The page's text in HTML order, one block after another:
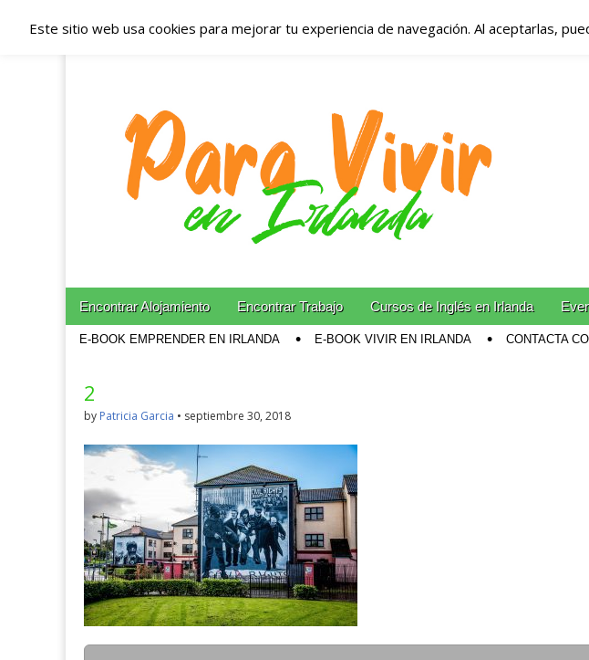
Españoles en Irlanda –
Irlanda – Alojamiento en
Blog dedicado a los que viven, estudian y trabajan en Irlanda!
Main menu
Skip to content
Encontrar Alojamiento Encontrar Trabajo Cursos de Inglés en Irlanda
E-BOOK EMPRENDER EN IRLANDA E-BOOK VIVIR EN IRLANDA CONTACTA
2
by Patricia Garcia • septiembre 30, 2018
Este sitio web usa cookies para mejorar tu experiencia de navegación. Al aceptarlas,